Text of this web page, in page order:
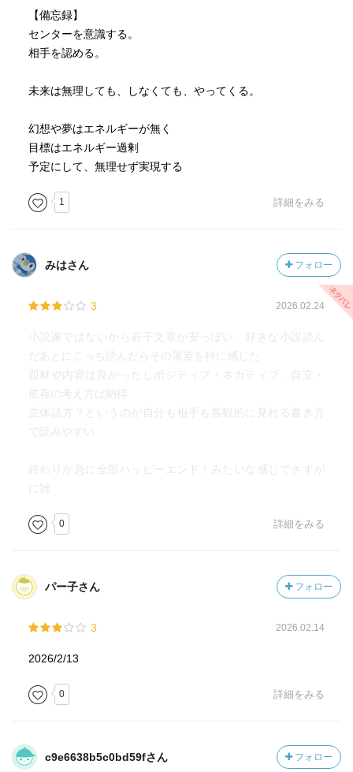
【備忘録】
センターを意識する。
相手を認める。
未来は無理しても、しなくても、やってくる。
幻想や夢はエネルギーが無く
目標はエネルギー過剰
予定にして、無理せず実現する
1 詳細をみる
みはさん フォロー
3 2026.02.24
小説家ではないから若干文章が安っぽい、好きな小説読ん
だあとにこっち読んだらその落差を特に感じた
題材や内容は良かったしポジティブ・ネガティブ、自立・
依存の考え方は納得
立体話方？というのが自分も相手も客観的に見れる書き方
で読みやすい
終わりが急に全部ハッピーエンド！みたいな感じでさすが
に雑
0 詳細をみる
パー子さん フォロー
3 2026.02.14
2026/2/13
0 詳細をみる
c9e6638b5c0bd59fさん フォロー